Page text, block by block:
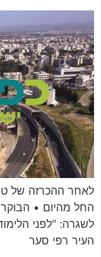
לאחר ההכרזה של
החל מהיום •
לשגרה: "לפני
העיר רפי סער